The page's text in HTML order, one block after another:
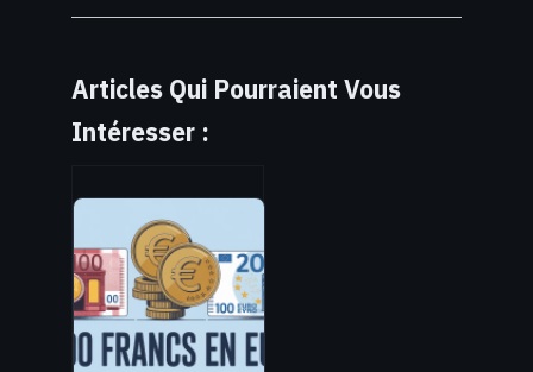
Articles Qui Pourraient Vous
Intéresser :